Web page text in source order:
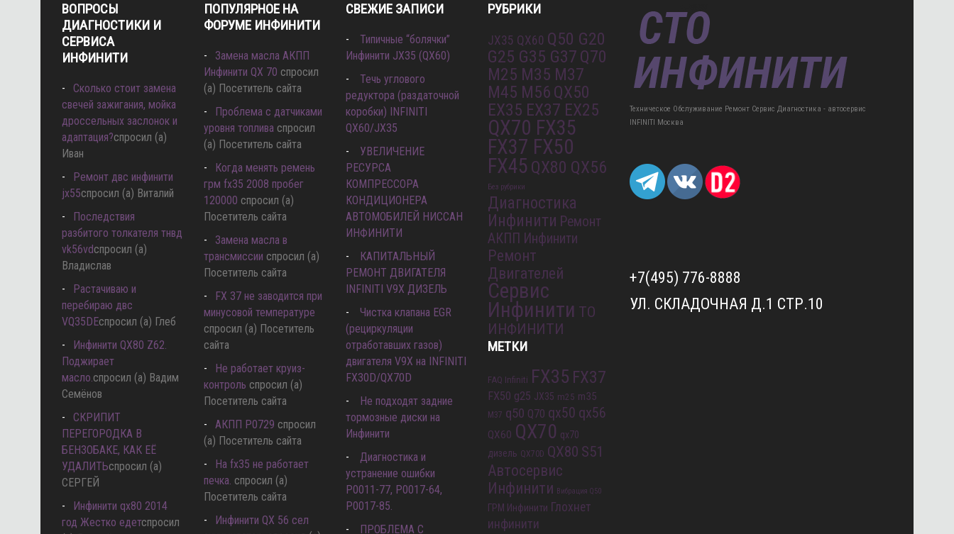
ВОПРОСЫ
ДИАГНОСТИКИ И
СЕРВИСА
ИНФИНИТИ
Сколько стоит замена
свечей зажигания, мойка
дроссельных заслонок и
адаптация?спросил (а)
Иван
Ремонт двс инфинити
jx55спросил (а) Виталий
Последствия
разбитого толкателя тнвд
vk56vdспросил (а)
Владислав
Растачиваю и
перебираю двс
VQ35DEспросил (а) Глеб
Инфинити QX80 Z62.
Поджирает
масло.спросил (а) Вадим
Семёнов
СКРИПИТ
ПЕРЕГОРОДКА В
БЕНЗОБАКЕ, КАК ЕЁ
УДАЛИТЬспросил (а)
СЕРГЕЙ
Инфинити qx80 2014
год Жестко едетспросил
ПОПУЛЯРНОЕ НА
ФОРУМЕ ИНФИНИТИ
Замена масла АКПП
Инфинити QX 70 спросил
(а) Посетитель сайта
Проблема с датчиками
уровня топлива спросил
(а) Посетитель сайта
Когда менять ремень
грм fx35 2008 пробег
120000 спросил (а)
Посетитель сайта
Замена масла в
трансмиссии спросил (а)
Посетитель сайта
FX 37 не заводится при
минусовой температуре
спросил (а) Посетитель
сайта
Не работает круиз-
контроль спросил (а)
Посетитель сайта
АКПП P0729 спросил
(а) Посетитель сайта
Hа fx35 не работает
печка. спросил (а)
Посетитель сайта
Инфинити QX 56 сел
СВЕЖИЕ ЗАПИСИ
Типичные “болячки”
Инфинити JX35 (QX60)
Течь углового
редуктора (раздаточной
коробки) INFINITI
QX60/JX35
УВЕЛИЧЕНИЕ
РЕСУРСА
КОМПРЕССОРА
КОНДИЦИОНЕРА
АВТОМОБИЛЕЙ НИССАН
ИНФИНИТИ
КАПИТАЛЬНЫЙ
РЕМОНТ ДВИГАТЕЛЯ
INFINITI V9X ДИЗЕЛЬ
Чистка клапана EGR
(рециркуляции
отработавших газов)
двигателя V9X на INFINITI
FX30D/QX70D
Не подходят задние
тормозные диски на
Инфинити
Диагностика и
устранение ошибки
Р0011-77, P0017-64,
P0017-85.
ПРОБЛЕМА С
РУБРИКИ
JX35 QX60 Q50 G20
G25 G35 G37 Q70
M25 M35 M37
M45 M56 QX50
EX35 EX37 EX25
QX70 FX35
FX37 FX50
FX45 QX80 QX56
Без рубрики
Диагностика
Инфинити Ремонт
АКПП Инфинити
Ремонт
Двигателей
Сервис
Инфинити ТО
ИНФИНИТИ
МЕТКИ
FAQ Infiniti FX35 FX37
FX50 g25 JX35 m25 m35
M37 q50 Q70 qx50 qx56
QX60 QX70 qx70
дизель QX70D QX80 S51
Автосервис
Инфинити Вибрация Q50
ГРМ Инфинити Глохнет
инфинити
Техническое Обслуживание Ремонт Сервис Диагностика - автосервис
INFINITI Москва
+7(495) 776-8888
УЛ. СКЛАДОЧНАЯ Д.1 СТР.10